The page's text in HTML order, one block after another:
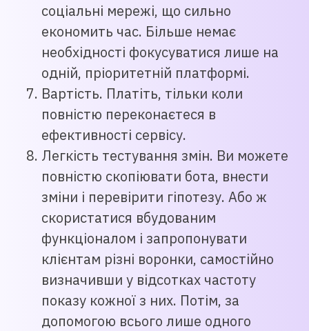
соціальні мережі, що сильно
економить час. Більше немає
необхідності фокусуватися лише на
одній, пріоритетній платформі.
Вартість. Платіть, тільки коли
повністю переконаєтеся в
ефективності сервісу.
Легкість тестування змін. Ви можете
повністю скопіювати бота, внести
зміни і перевірити гіпотезу. Або ж
скористатися вбудованим
функціоналом і запропонувати
клієнтам різні воронки, самостійно
визначивши у відсотках частоту
показу кожної з них. Потім, за
допомогою всього лише одного